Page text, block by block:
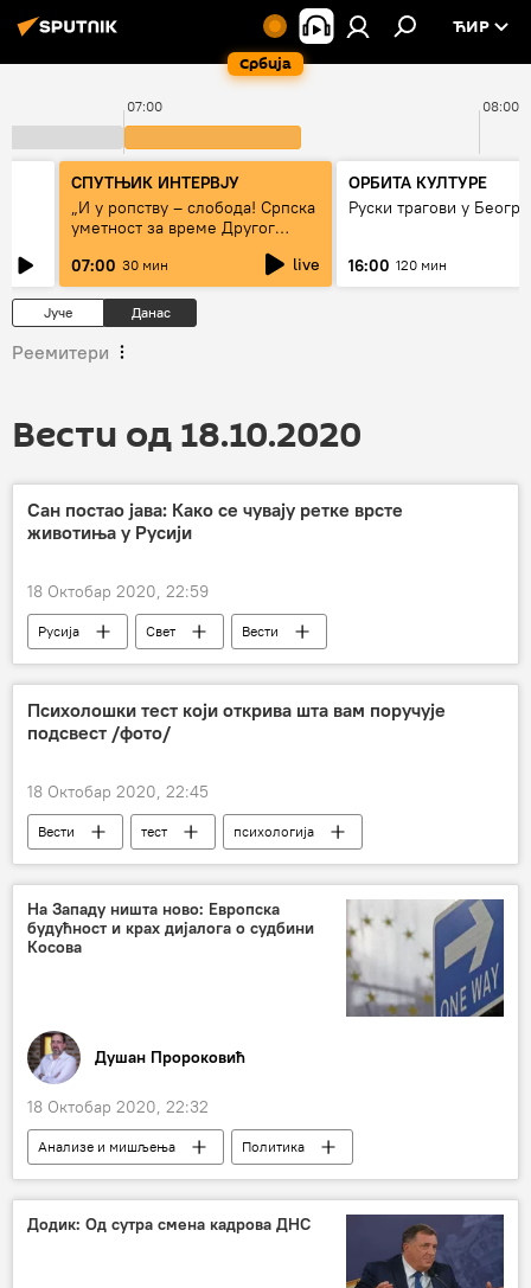
Србија
ЋИР
07:00 08:00
СПУТЊИК ИНТЕРВЈУ
„И у ропству – слобода! Српска
уметност за време Другог
07:00 30 мин live
ОРБИТА КУЛТУРЕ
Руски трагови у
16:00 120 мин
Јуче Данас
Реемитери
Вести од 18.10.2020
Сан постао јава: Како се чувају ретке врсте
животиња у Русији
18 Октобар 2020, 22:59
Русија Свет
Вести
животиње
заштита Друштво
Психолошки тест који открива шта вам поручује
подсвест /фото/
18 Октобар 2020, 22:45
Вести тест
психологија
подсвест
Друштво
На Западу ништа ново: Европска
будућност и крах дијалога о судбини
Косова
Душан Пророковић
18 Октобар 2020, 22:32
Анализе и мишљења
Политика
Вести
Дијалог Београда и Приштине
Мирослав Лајчак
евроинтеграције
Додик: Од сутра смена кадрова ДНС